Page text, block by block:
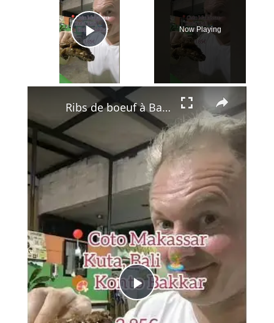
Play Video
Now Playing
Play
Ribs de boeuf à Bali pour 4,15€ – Découverte ou déception ?